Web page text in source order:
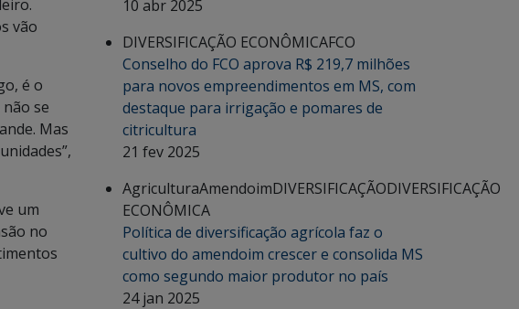
vão
é o
se
Mas
um
no
10 abr 2025
DIVERSIFICAÇÃO ECONÔMICAFCO
Conselho do FCO aprova R$ 219,7 milhões
para novos empreendimentos em MS, com
destaque para irrigação e pomares de
citricultura
21 fev 2025
AgriculturaAmendoimDIVERSIFICAÇÃODIVERSIFICAÇÃO
ECONÔMICA
Política de diversificação agrícola faz o
cultivo do amendoim crescer e consolida MS
como segundo maior produtor no país
24 jan 2025